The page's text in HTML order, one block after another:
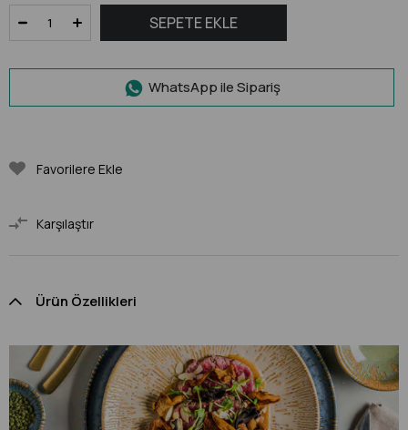
WhatsApp ile Sipariş
Favorilere Ekle
Karşılaştır
Ürün Özellikleri